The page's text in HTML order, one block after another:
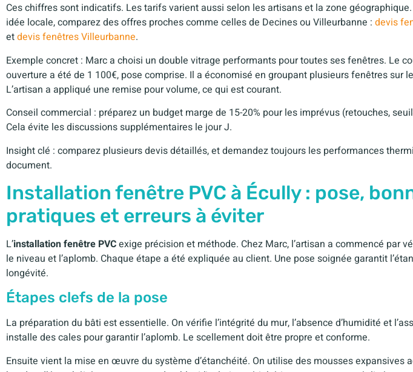
Ces chiffres sont indicatifs. Les tarifs varient aussi selon les artisans et la zone
idée locale, comparez des offres proches comme celles de Decines ou Villeurbanne : devis
etdevis fenêtres Villeurbanne.
Exemple concret : Marc a choisi un double vitrage performants pour toutes ses fenêtres. Le
ouverture a été de 1 100€, pose comprise. Il a économisé en groupant plusieurs fenêtres sur
L’artisan a appliqué une remise pour volume, ce qui est courant.
Conseil commercial : préparez un budget marge de 15-20% pour les imprévus (retouches,
Cela évite les discussions supplémentaires le jour J.
Insight clé : comparez plusieurs devis détaillés, et demandez toujours les performances
document.
Installation fenêtre PVC à Écully : pose,
pratiques et erreurs à éviter
L’installation fenêtre PVCexige précision et méthode. Chez Marc, l’artisan a commencé par
le niveau et l’aplomb. Chaque étape a été expliquée au client. Une pose soignée garantit
longévité.
Étapes clefs de la pose
La préparation du bâti est essentielle. On vérifie l’intégrité du mur, l’absence d’humidité et
installe des cales pour garantir l’aplomb. Le scellement doit être propre et conforme.
Ensuite vient la mise en œuvre du système d’étanchéité. On utilise des mousses expansives